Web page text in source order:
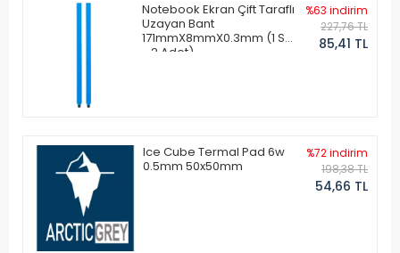
Notebook Ekran Çift Taraflı
Uzayan Bant
171mmX8mmX0.3mm (1 Set
- 2 Adet)
%63 indirim
227,76 TL
85,41 TL
Ice Cube Termal Pad 6w
0.5mm 50x50mm
%72 indirim
198,38 TL
54,66 TL